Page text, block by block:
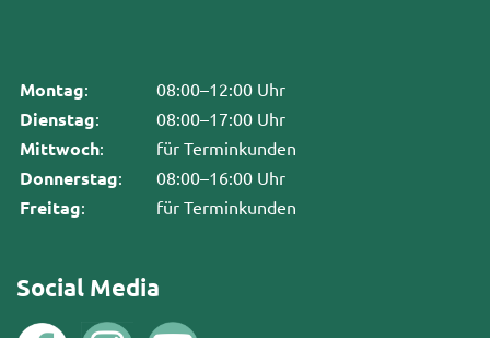
Montag: 08:00–12:00 Uhr
Dienstag: 08:00–17:00 Uhr
Mittwoch: für Terminkunden
Donnerstag: 08:00–16:00 Uhr
Freitag: für Terminkunden
Social Media